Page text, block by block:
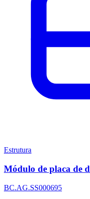
Estrutura
Módulo de placa de
BC.AG.SS000695